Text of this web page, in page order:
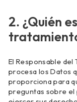
2. ¿Quién
El Responsable del
procesa los Datos
proporciona para
preguntas sobre el